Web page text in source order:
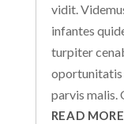
vidit.
infantes
turpiter
oportunitatis
parvis malis.
READ MORE